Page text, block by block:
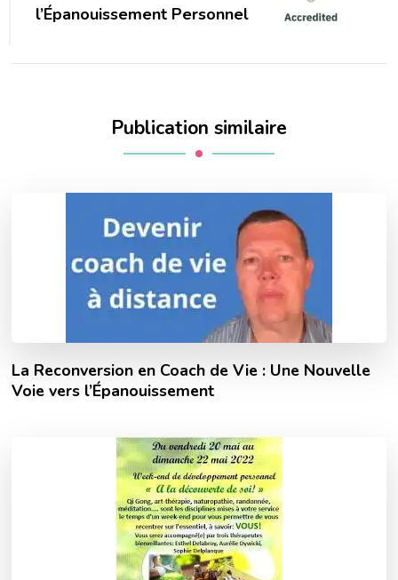
l’Épanouissement Personnel
Publication similaire
La Reconversion en Coach de Vie : Une Nouvelle
Voie vers l’Épanouissement